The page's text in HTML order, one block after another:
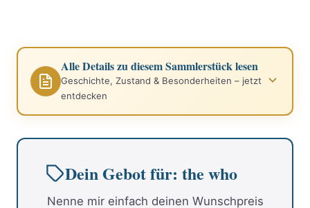
Alle Details zu diesem Sammlerstück lesen
Geschichte, Zustand & Besonderheiten – jetzt
entdecken
Dein Gebot für: the who
Nenne mir einfach deinen Wunschpreis